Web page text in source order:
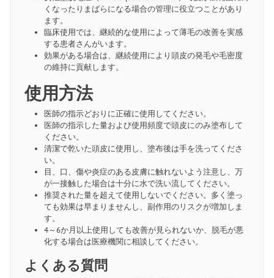
くなったりまばらになる場合の管理に役立つことがあり
ます。
臨床使用では、継続的な使用によって薄毛の改善を実感
する患者さんがいます。
効果がある場合は、継続使用により頭皮の発毛や毛密度
の維持に貢献します。
使用方法
医師の指示どおりに正確に使用してください。
医師の指示した量および使用頻度で頭皮にのみ塗布して
ください。
清潔で乾いた頭皮に使用し、塗布後は手を洗ってくださ
い。
目、口、傷や炎症のある皮膚に触れないよう注意し、万
が一接触した場合は十分に水で洗い流してください。
推奨された量を超えて使用しないでください。多く塗っ
ても効果は早まりませんし、副作用のリスクが増加しま
す。
4～6か月以上使用しても改善が見られないか、脱毛が悪
化する場合は医療機関に相談してください。
よくある質問